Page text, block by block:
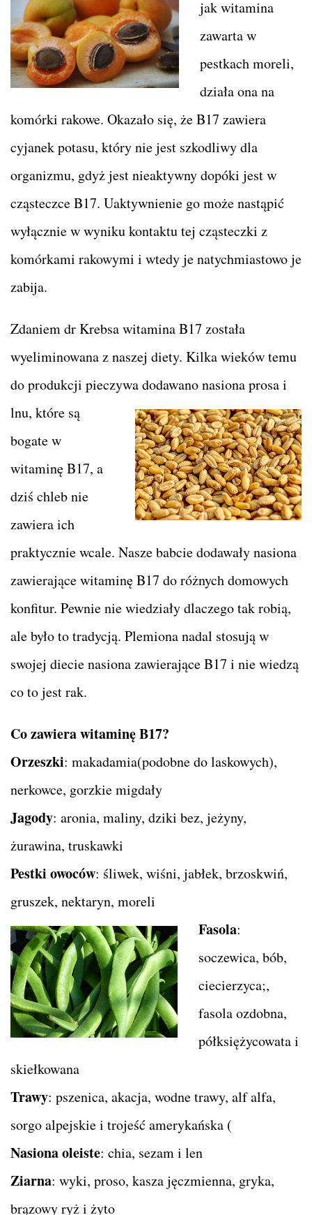
jak witamina
zawarta w
pestkach moreli,
działa ona na
komórki rakowe. Okazało się, że B17 zawiera
cyjanek potasu, który nie jest szkodliwy dla
organizmu, gdyż jest nieaktywny dopóki jest w
cząsteczce B17. Uaktywnienie go może nastąpić
wyłącznie w wyniku kontaktu tej cząsteczki z
komórkami rakowymi i wtedy je natychmiastowo je
zabija.
Zdaniem dr Krebsa witamina B17 została
wyeliminowana z naszej diety. Kilka wieków temu
do produkcji pieczywa dodawano nasionaprosa i
lnu, które są
bogate w
witaminę B17, a
dziś chleb nie
zawiera ich
praktycznie wcale. Nasze babcie dodawały nasiona
zawierające witaminę B17 do różnych domowych
konfitur. Pewnie nie wiedziały dlaczego tak robią,
ale było to tradycją. Plemiona nadal stosują w
swojej diecie nasiona zawierające B17 i nie wiedzą
co to jest rak.
Co zawiera witaminę B17?
Orzeszki: makadamia(podobne do laskowych),
nerkowce, gorzkie migdały
Jagody: aronia, maliny, dziki bez, jeżyny,
żurawina, truskawki
Pestki owoców: śliwek, wiśni, jabłek, brzoskwiń,
gruszek, nektaryn, moreli
Fasola:
soczewica, bób,
ciecierzyca;,
fasola ozdobna,
półksiężycowata i
skiełkowana
Trawy: pszenica, akacja, wodne trawy, alf alfa,
sorgo alpejskie i trojeść amerykańska (
Nasiona oleiste: chia, sezam i len
Ziarna: wyki, proso, kasza jęczmienna, gryka,
brązowy ryż i żyto